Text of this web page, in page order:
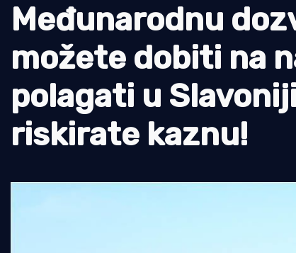
Tradicija i kultura
Međunarodnu
možete dobiti na
polagati u
riskirate kaznu!